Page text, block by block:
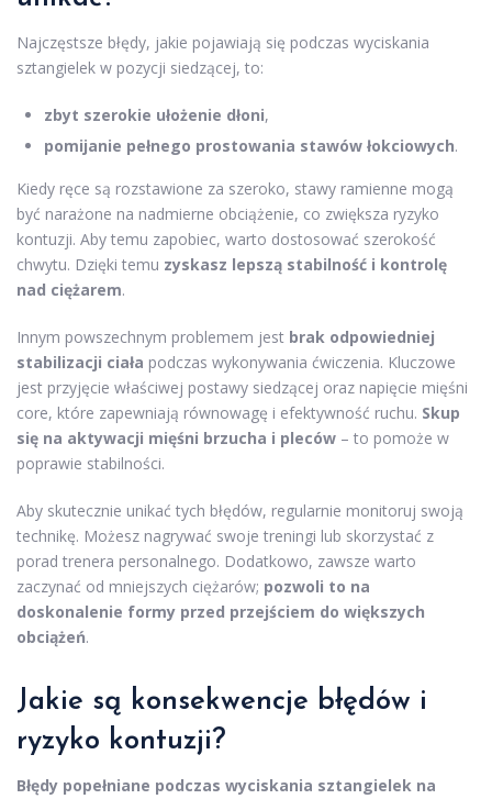
Najczęstsze błędy, jakie pojawiają się podczas wyciskania
sztangielek w pozycji siedzącej, to:
zbyt szerokie ułożenie dłoni,
pomijanie pełnego prostowania stawów łokciowych.
Kiedy ręce są rozstawione za szeroko, stawy ramienne mogą
być narażone na nadmierne obciążenie, co zwiększa ryzyko
kontuzji. Aby temu zapobiec, warto dostosować szerokość
chwytu. Dzięki temu zyskasz lepszą stabilność i kontrolę
nad ciężarem.
Innym powszechnym problemem jest brak odpowiedniej
stabilizacji ciała podczas wykonywania ćwiczenia. Kluczowe
jest przyjęcie właściwej postawy siedzącej oraz napięcie mięśni
core, które zapewniają równowagę i efektywność ruchu. Skup
się na aktywacji mięśni brzucha i pleców – to pomoże w
poprawie stabilności.
Aby skutecznie unikać tych błędów, regularnie monitoruj swoją
technikę. Możesz nagrywać swoje treningi lub skorzystać z
porad trenera personalnego. Dodatkowo, zawsze warto
zaczynać od mniejszych ciężarów; pozwoli to na
doskonalenie formy przed przejściem do większych
obciążeń.
Jakie są konsekwencje błędów i
ryzyko kontuzji?
Błędy popełniane podczas wyciskania sztangielek na